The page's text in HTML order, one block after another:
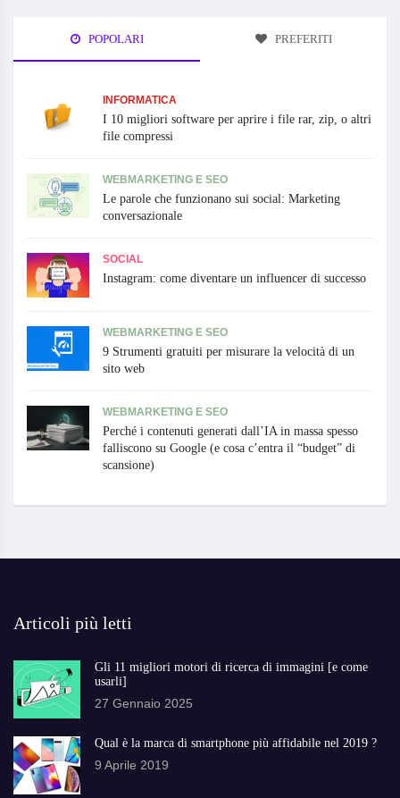
POPOLARI PREFERITI
INFORMATICA
I 10 migliori software per aprire i file rar, zip, o altri
file compressi
WEBMARKETING E SEO
Le parole che funzionano sui social: Marketing
conversazionale
SOCIAL
Instagram: come diventare un influencer di successo
WEBMARKETING E SEO
9 Strumenti gratuiti per misurare la velocità di un
sito web
WEBMARKETING E SEO
Perché i contenuti generati dall’IA in massa spesso
falliscono su Google (e cosa c’entra il “budget” di
scansione)
Articoli più letti
Gli 11 migliori motori di ricerca di immagini [e come
usarli]
27 Gennaio 2025
Qual è la marca di smartphone più affidabile nel 2019 ?
9 Aprile 2019